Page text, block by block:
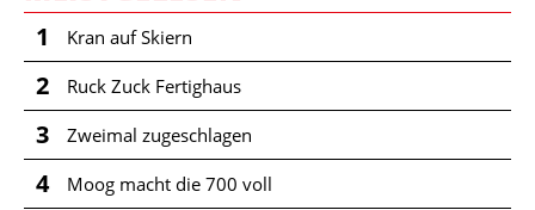
1 Kran auf Skiern
2 Ruck Zuck Fertighaus
3 Zweimal zugeschlagen
4 Moog macht die 700 voll